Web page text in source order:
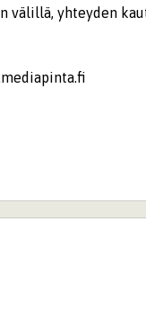
yhteyden